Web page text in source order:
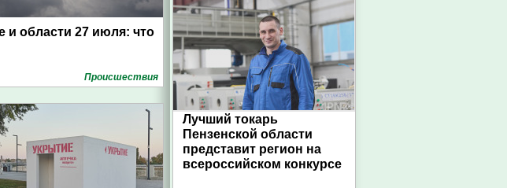
и области 27 июля: что
Проиcшествия
Лучший токарь
Пензенской области
представит регион на
всероссийском конкурсе